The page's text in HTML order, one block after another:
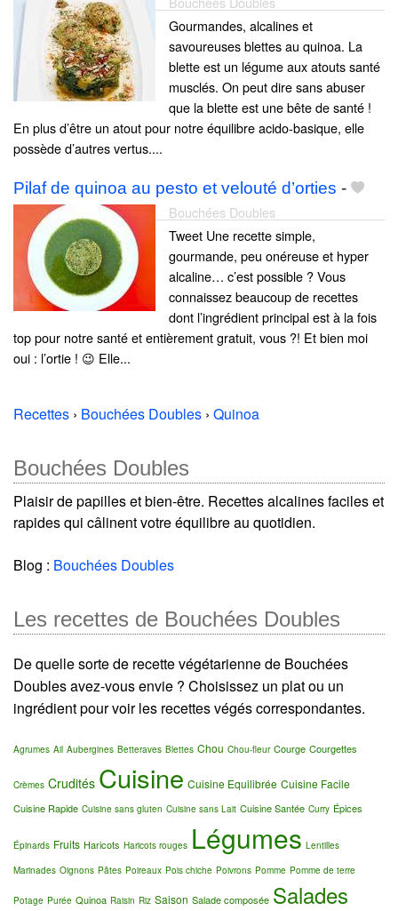
Gourmandes, alcalines et
savoureuses blettes au quinoa. La
blette est un légume aux atouts santé
musclés. On peut dire sans abuser
que la blette est une bête de santé !
En plus d’être un atout pour notre équilibre acido-basique, elle
possède d’autres vertus....
Pilaf de quinoa au pesto et velouté d’orties -
Bouchées Doubles
Tweet Une recette simple,
gourmande, peu onéreuse et hyper
alcaline… c’est possible ? Vous
connaissez beaucoup de recettes
dont l’ingrédient principal est à la fois
top pour notre santé et entièrement gratuit, vous ?! Et bien moi
oui : l’ortie ! 😉 Elle...
Recettes › Bouchées Doubles › Quinoa
Bouchées Doubles
Plaisir de papilles et bien-être. Recettes alcalines faciles et
rapides qui câlinent votre équilibre au quotidien.
Blog : Bouchées Doubles
Les recettes de Bouchées Doubles
De quelle sorte de recette végétarienne de Bouchées
Doubles avez-vous envie ? Choisissez un plat ou un
ingrédient pour voir les recettes végés correspondantes.
Agrumes Ail Aubergines Betteraves Blettes Chou Chou-fleur Courge Courgettes
Crèmes Crudités Cuisine Cuisine Equilibrée Cuisine Facile
Cuisine Rapide Cuisine sans gluten Cuisine sans Lait Cuisine Santée Curry Épices
Épinards Fruits Haricots Haricots rouges Légumes Lentilles
Marinades Oignons Pâtes Poireaux Pois chiche Poivrons Pomme Pomme de terre
Potage Purée Quinoa Raisin Riz Saison Salade composée Salades